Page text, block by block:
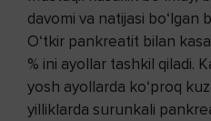
davomi va natijasi bo‘lgan
O‘tkir pankreatit bilan
% ini ayollar tashkil qiladi.
yosh ayollarda ko‘proq
yilliklarda surunkali